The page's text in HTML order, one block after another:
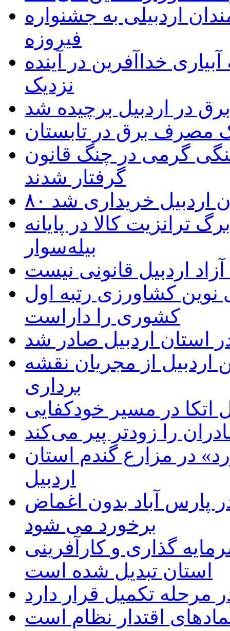
به۵۰ اثر هنرمندان اردبیلی به جشنواره
فیروزه
خداآفرین در آینده
نزدیک
مصرف برق در تابستان
گرمی در چنگ قانون
گرفتار شدند
اردبیل خریداری شد
کالا در پایانه
بیله‌سوار
اردبیل قانونی نیست
نوین کشاورزی رتبه اول
کشوری را داراست
استان اردبیل صادر شد
از مجریان نقشه
برداری
در مسیر خودکفایی
را زودتر پیر می‌کند
در مزارع گندم استان
اردبیل
پارس آباد بدون اغماض
برخورد می شود
گذاری و کارآفرینی
استان تبدیل شده است
مرحله تکمیل قرار دارد
اقتدار نظام است